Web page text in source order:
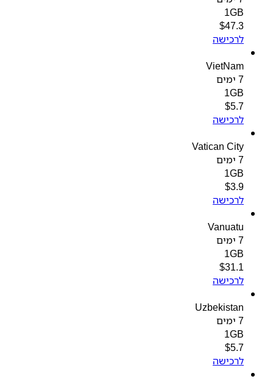
1GB
$47.3
לרכישה
VietNam
1GB
$
לרכישה
Vatican City
1GB
$
לרכישה
Vanuatu
1GB
$31.1
לרכישה
Uzbekistan
1GB
$
לרכישה